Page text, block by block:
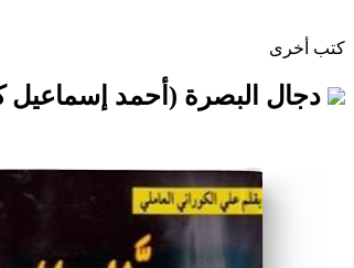
كتب أخرى
دجال البصرة (أحمد